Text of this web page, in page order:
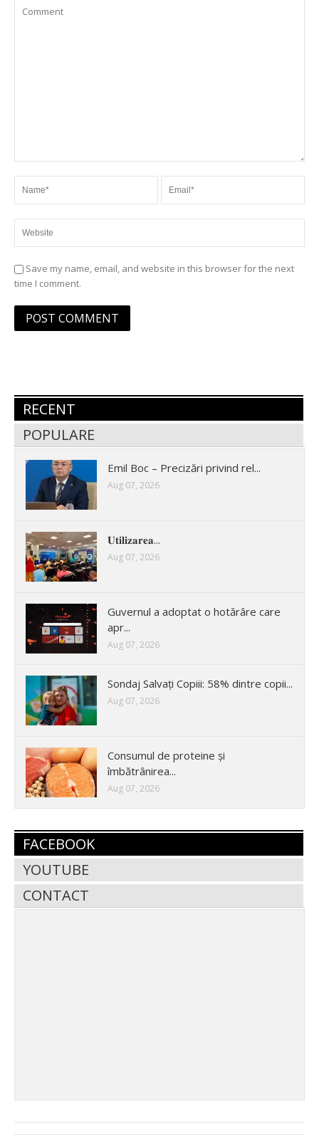
Save my name, email, and website in this browser for the next
time I comment.
RECENT
POPULARE
Emil Boc – Precizări privind rel...
Aug 07, 2026
𝐔𝐭𝐢𝐥𝐢𝐳𝐚𝐫𝐞𝐚...
Aug 07, 2026
Guvernul a adoptat o hotărâre care
apr...
Aug 07, 2026
Sondaj Salvați Copiii: 58% dintre copii...
Aug 07, 2026
Consumul de proteine și
îmbătrânirea...
Aug 07, 2026
FACEBOOK
YOUTUBE
CONTACT